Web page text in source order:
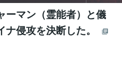
ーマン（霊能者）と儀
侵攻を決断した。